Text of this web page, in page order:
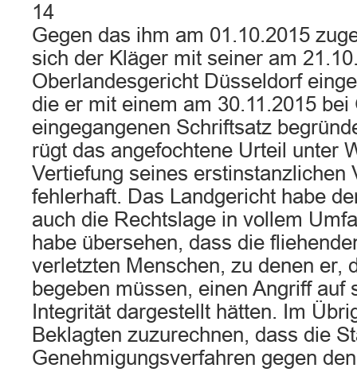
14
Gegen das ihm am 01.10.2015
sich der Kläger mit seiner am
Oberlandesgericht Düsseldorf
die er mit einem am 30.11.2015 bei
eingegangenen Schriftsatz
rügt das angefochtene Urteil unter
Vertiefung seines erstinstanzlichen
fehlerhaft. Das Landgericht habe
auch die Rechtslage in vollem
habe übersehen, dass die
verletzten Menschen, zu denen er,
begeben müssen, einen Angriff auf
Integrität dargestellt hätten. Im
Beklagten zuzurechnen, dass die
Genehmigungsverfahren gegen